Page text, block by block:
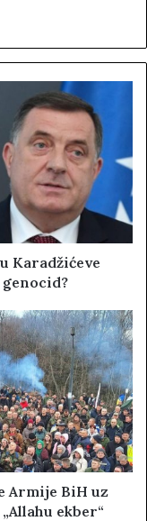
Karadžićeve
Armije BiH uz
ekber“